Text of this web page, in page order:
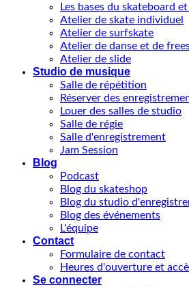
Les bases du skateboard
Atelier de skate individuel
Atelier de surfskate
Atelier de danse et de
Atelier de slide
Studio de musique
Salle de répétition
Réserver des
Louer des salles de studio
Salle de régie
Salle d'enregistrement
Jam Session
Blog
Podcast
Blog du skateshop
Blog du studio
Blog des événements
L'équipe
Contact
Formulaire de contact
Heures d'ouverture et
Se connecter